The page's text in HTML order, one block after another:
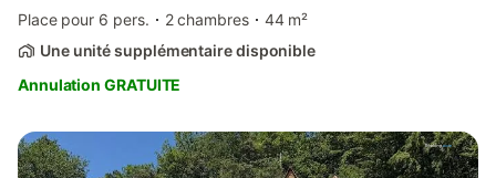
Place pour 6 pers.
2 chambres
44 m²
Une unité supplémentaire disponible
Annulation GRATUITE